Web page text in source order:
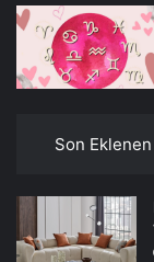
Son Eklenen